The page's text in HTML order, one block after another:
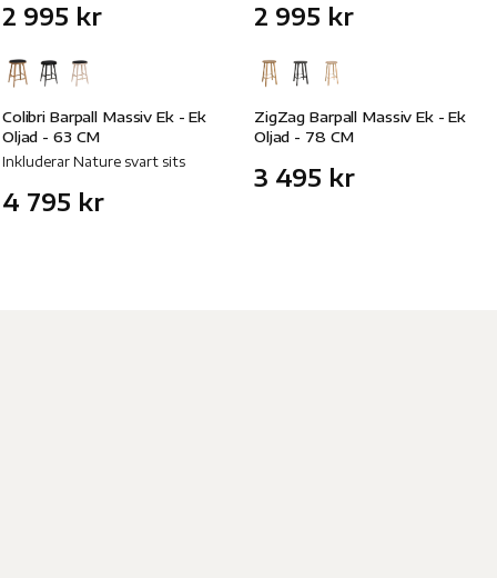
2 995 kr 2 995 kr
Colibri Barpall Massiv Ek - Ek
Oljad - 63 CM
Inkluderar Nature svart sits
4 795 kr
ZigZag Barpall Massiv Ek - Ek
Oljad - 78 CM
3 495 kr